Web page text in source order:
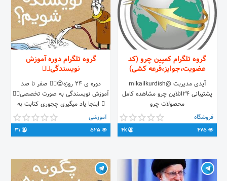
گروه تلگرام کمپین چرو (کد
عضویت،جوایز،قرعه کشی)
آیدی مدیریت @mikailkurdish
پشتیبانی 24انلاین چرو مشاهده کامل
محصولات چرو
https://yek.link/Companychro
+9182122888 +8734216234
فروشگاه
4k
گروه تلگرام دوره آموزش
نویسندگی✍🏻
دوره ی ۲۴ روزه😍👌🏼 صفر تا صد
آموزش نویسندگی به صورت تخصصی✍🏻
📖 اینجا یاد میگیری چجوری کتابت به
چاپ برسه و به بهترین ها برسی😍📚
آموزشی